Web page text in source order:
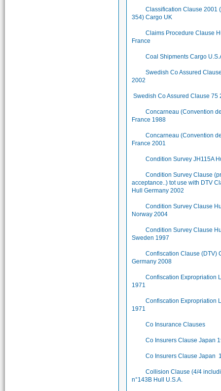
Classification Clause 2001
354) Cargo UK
Claims Procedure Clause
France
Coal Shipments Cargo
Swedish Co Assured
2002
Swedish Co Assured Clause 75
Concarneau (Convention
France 1988
Concarneau (Convention
France 2001
Condition Survey JH115A
Condition Survey Clause
acceptance..) tot use with DTV
Hull Germany 2002
Condition Survey Clause
Norway 2004
Condition Survey Clause
Sweden 1997
Confiscation Clause (DTV)
Germany 2008
Confiscation Expropriation
1971
Confiscation Expropriation
1971
Co Insurance Clauses
Co Insurers Clause Japan
Co Insurers Clause Japan
Collision Clause (4/4
n°143B Hull U.S.A.